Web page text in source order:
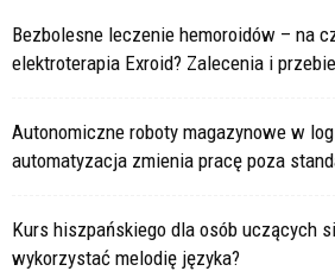
Bezbolesne leczenie hemoroidów – na
elektroterapia Exroid? Zalecenia i
Autonomiczne roboty magazynowe w
automatyzacja zmienia pracę poza
Kurs hiszpańskiego dla osób uczących
wykorzystać melodię języka?